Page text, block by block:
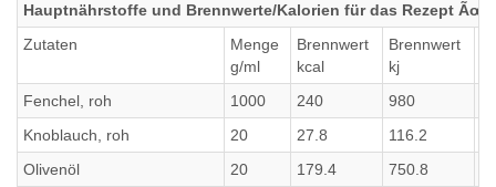
Hauptnährstoffe und Brennwerte/Kalorien für das Rezept
Zutaten
Menge
g/ml
Brennwert
kcal
Brennwert
kj
Fenchel, roh
1000 240 980
Knoblauch, roh
20 27.8 116.2
Olivenöl
20 179.4 750.8